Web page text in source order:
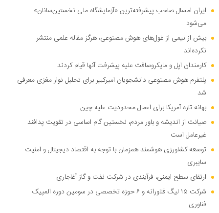
ایران امسال صاحب پیشرفته‌ترین «آزمایشگاه ملی نخستین‌سانان»
می‌شود
بیش از نیمی از غول‌های هوش مصنوعی، هرگز مقاله علمی منتشر
نکرده‌اند
کارمندان اپل و مایکروسافت علیه پیشرفت آنها قیام کردند
پلتفرم هوش مصنوعی دانشجویان امیرکبیر برای تحلیل نوار مغزی معرفی
شد
بهانه تازه آمریکا برای اعمال محدودیت علیه چین
صیانت از اندیشه و باور مردم، نخستین گام اساسی در تقویت پدافند
غیرعامل است
توسعه کشاورزی هوشمند همزمان با توجه به اقتصاد دیجیتال و امنیت
سایبری
ارتقای سطح ایمنی، فرآیندی در شرکت نفت و گاز آغاجاری
شرکت ۱۵ لیگ فناورانه و ۶ حوزه تخصصی در سومین دوره المپیک
فناوری